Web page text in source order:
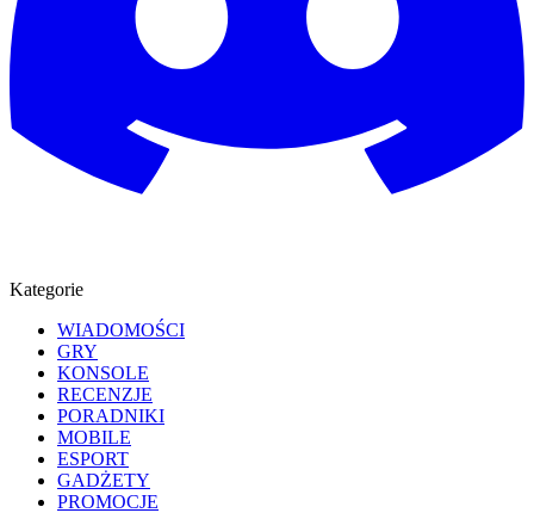
Kategorie
WIADOMOŚCI
GRY
KONSOLE
RECENZJE
PORADNIKI
MOBILE
ESPORT
GADŻETY
PROMOCJE